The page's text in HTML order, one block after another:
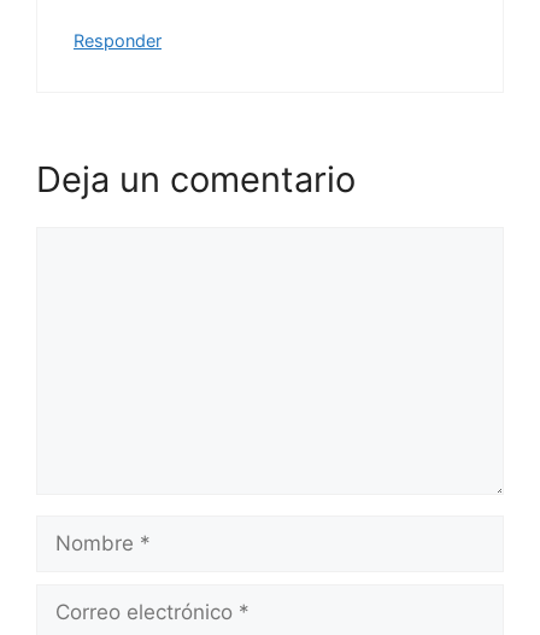
Responder
Deja un comentario
Nombre
Correo